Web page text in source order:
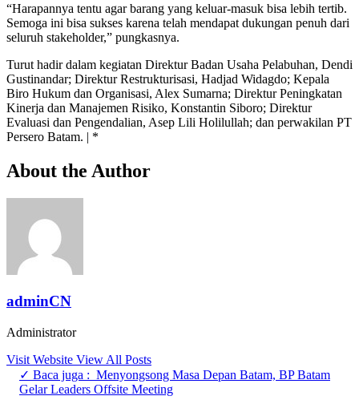
“Harapannya tentu agar barang yang keluar-masuk bisa lebih tertib.
Semoga ini bisa sukses karena telah mendapat dukungan penuh dari
seluruh stakeholder,” pungkasnya.
Turut hadir dalam kegiatan Direktur Badan Usaha Pelabuhan, Dendi
Gustinandar; Direktur Restrukturisasi, Hadjad Widagdo; Kepala
Biro Hukum dan Organisasi, Alex Sumarna; Direktur Peningkatan
Kinerja dan Manajemen Risiko, Konstantin Siboro; Direktur
Evaluasi dan Pengendalian, Asep Lili Holilullah; dan perwakilan PT
Persero Batam. | *
About the Author
adminCN
Administrator
Visit Website View All Posts
✓ Baca juga : Menyongsong Masa Depan Batam, BP Batam
Gelar Leaders Offsite Meeting